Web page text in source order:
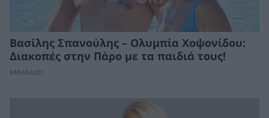
Βασίλης Σπανούλης – Ολυμπία Χοψονίδου:
Διακοπές στην Πάρο με τα παιδιά τους!
PAPARAZZI